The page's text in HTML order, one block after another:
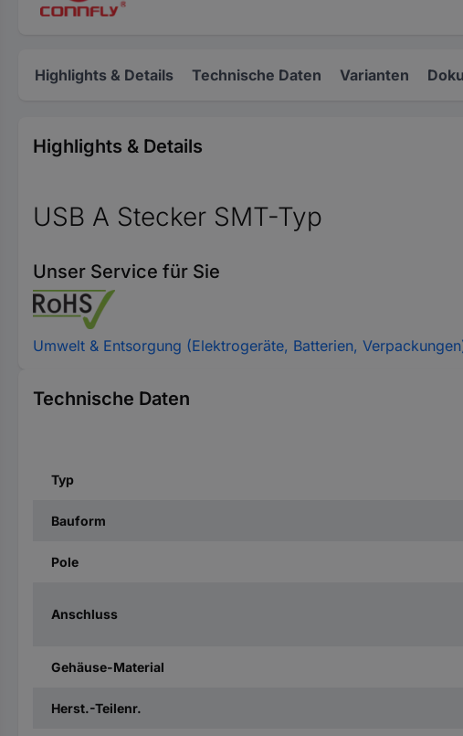
Highlights & Details Technische Daten Varianten
Highlights & Details
USB A Stecker SMT-Typ
Unser Service für Sie
Umwelt & Entsorgung (Elektrogeräte, Batterien,
Technische Daten
Typ
Bauform
Pole
Anschluss
Gehäuse-Material
Herst.-Teilenr.